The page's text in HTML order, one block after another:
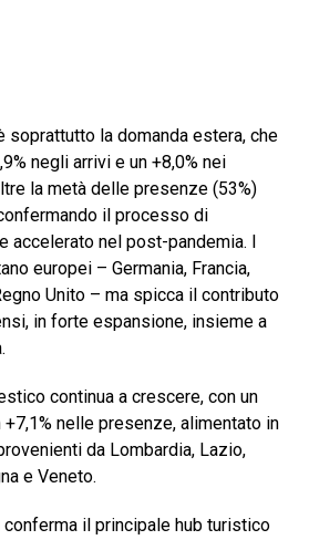
soprattutto la domanda estera, che
negli arrivi e un +8,0% nei
la metà delle presenze (53%)
il processo di
accelerato nel post-pandemia. I
europei – Germania, Francia,
Unito – ma spicca il contributo
in forte espansione, insieme a
continua a crescere, con un
+7,1% nelle presenze, alimentato in
da Lombardia, Lazio,
e Veneto.
il principale hub turistico